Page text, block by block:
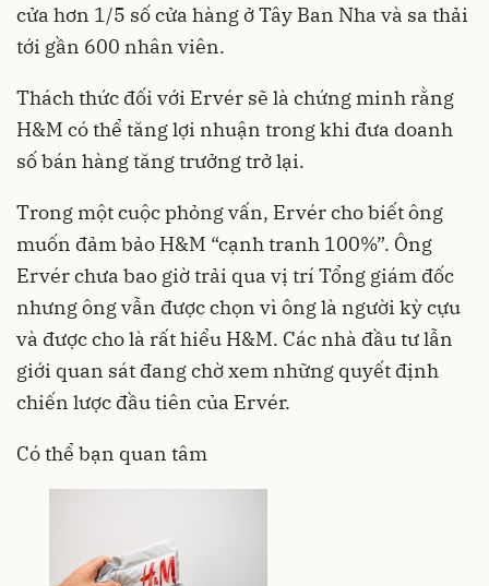
cửa hơn 1/5 số cửa hàng ở Tây Ban Nha và sa thải
tới gần 600 nhân viên.
Thách thức đối với Ervér sẽ là chứng minh rằng
H&M có thể tăng lợi nhuận trong khi đưa doanh
số bán hàng tăng trưởng trở lại.
Trong một cuộc phỏng vấn, Ervér cho biết ông
muốn đảm bảo H&M “cạnh tranh 100%”. Ông
Ervér chưa bao giờ trải qua vị trí Tổng giám đốc
nhưng ông vẫn được chọn vì ông là người kỳ cựu
và được cho là rất hiểu H&M. Các nhà đầu tư lẫn
giới quan sát đang chờ xem những quyết định
chiến lược đầu tiên của Ervér.
Có thể bạn quan tâm